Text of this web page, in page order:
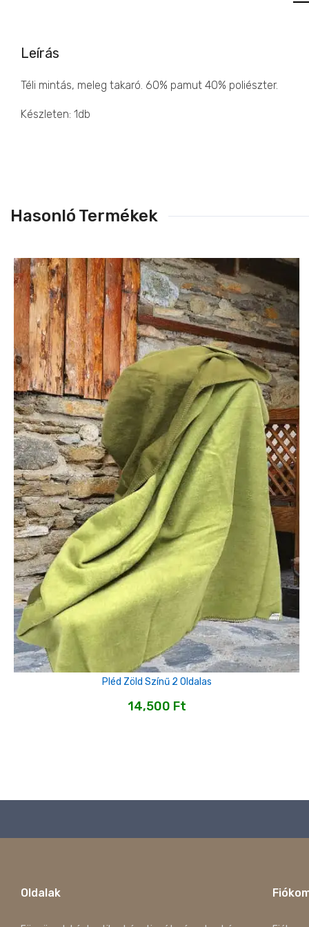
Leírás
Téli mintás, meleg takaró. 60% pamut 40% poliészter.
Készleten: 1db
Hasonló Termékek
Pléd Zöld Színű 2 Oldalas
14,500 Ft
Oldalak